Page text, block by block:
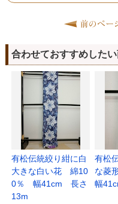
合わせておすすめした
有松伝統絞り紺に白
大きな白い花 綿10
0％ 幅41cm 長さ
13m
有松
な菱
幅